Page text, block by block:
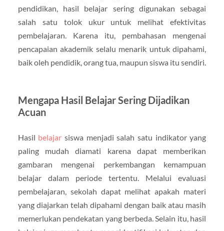
pendidikan, hasil belajar sering digunakan sebagai
salah satu tolok ukur untuk melihat efektivitas
pembelajaran. Karena itu, pembahasan mengenai
pencapaian akademik selalu menarik untuk dipahami,
baik oleh pendidik, orang tua, maupun siswa itu sendiri.
Mengapa Hasil Belajar Sering Dijadikan
Acuan
Hasil belajar siswa menjadi salah satu indikator yang
paling mudah diamati karena dapat memberikan
gambaran mengenai perkembangan kemampuan
belajar dalam periode tertentu. Melalui evaluasi
pembelajaran, sekolah dapat melihat apakah materi
yang diajarkan telah dipahami dengan baik atau masih
memerlukan pendekatan yang berbeda. Selain itu, hasil